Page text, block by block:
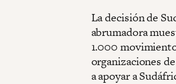
La decisión de
abrumadora
1.000
organizaciones
a apoyar a